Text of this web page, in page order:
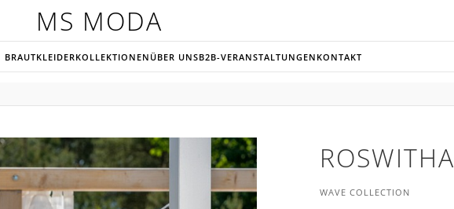
MS MODA
BRAUTKLEIDERKOLLEKTIONEN ÜBER UNSB2B-VERANSTALTUNGEN KONTAKT
ROSWITHA
WAVE COLLECTION